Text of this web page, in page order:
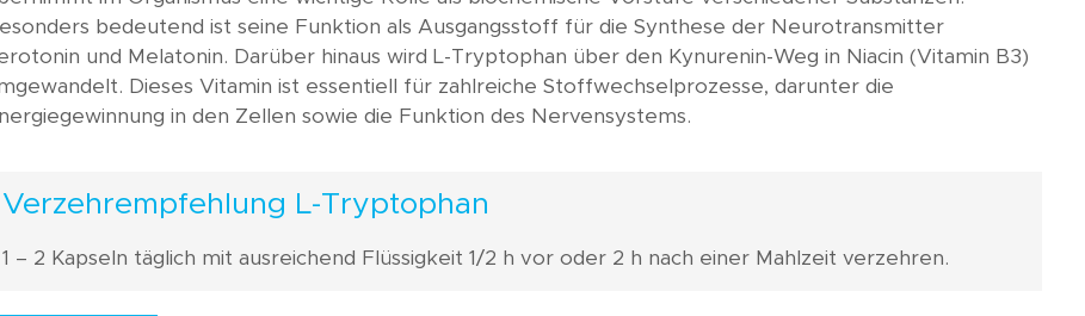
bedeutend ist seine Funktion als Ausgangsstoff für die Synthese der Neurotransmitter
und Melatonin. Darüber hinaus wird L-Tryptophan über den Kynurenin-Weg in Niacin (Vitamin B3)
Dieses Vitamin ist essentiell für zahlreiche Stoffwechselprozesse, darunter die
in den Zellen sowie die Funktion des Nervensystems.
Verzehrempfehlung L-Tryptophan
1 – 2 Kapseln täglich mit ausreichend Flüssigkeit 1/2 h vor oder 2 h nach einer Mahlzeit verzehren.